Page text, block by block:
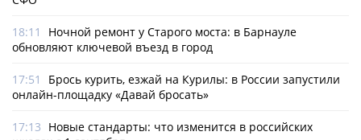
18:11
Ночной ремонт у Старого моста: в Барнауле
обновляют ключевой въезд в город
17:51
Брось курить, езжай на Курилы: в России запустили
онлайн-­площадку «Давай бросать»
17:13 Новые стандарты: что изменится в российских